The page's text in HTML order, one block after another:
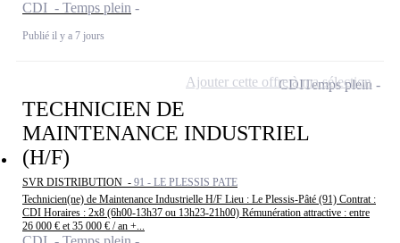
CDI - Temps plein
Publié il y a 7 jours
TECHNICIEN DE
MAINTENANCE INDUSTRIEL
(H/F)
SVR DISTRIBUTION - 91 - LE PLESSIS PATE
Technicien(ne) de Maintenance Industrielle H/F Lieu : Le Plessis-Pâté (91) Contrat :
CDI Horaires : 2x8 (6h00-13h37 ou 13h23-21h00) Rémunération attractive : entre
26 000 € et 35 000 € / an +...
CDITemps plein
Ajouter cette offre à ma sélection